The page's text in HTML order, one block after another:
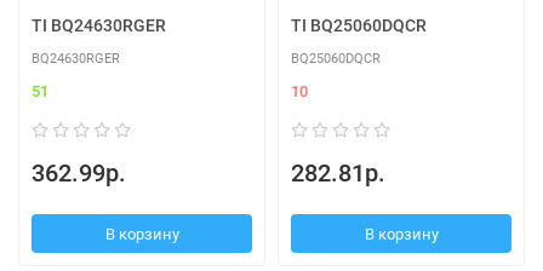
TI BQ24630RGER
BQ24630RGER
51
362.99р.
В корзину
TI BQ25060DQCR
BQ25060DQCR
10
282.81р.
В корзину